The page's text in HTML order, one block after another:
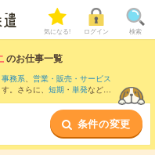
気になる! ログイン 検索
のお仕事一覧
務系、 営業・販売・サービス
。さらに、 短期 ・ 単発などの
条件の変更